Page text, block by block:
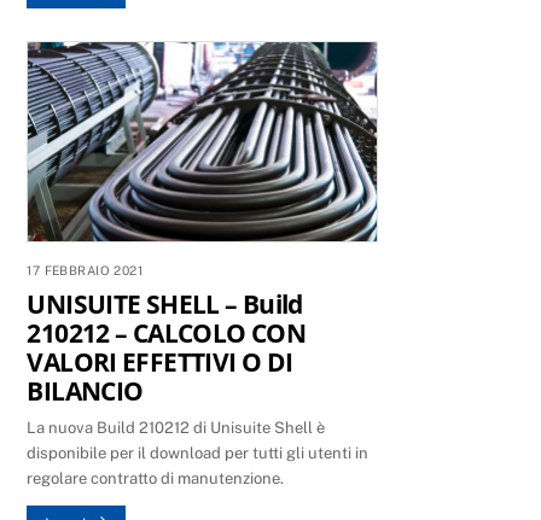
17 FEBBRAIO 2021
UNISUITE SHELL – Build
210212 – CALCOLO CON
VALORI EFFETTIVI O DI
BILANCIO
La nuova Build 210212 di Unisuite Shell è
disponibile per il download per tutti gli utenti in
regolare contratto di manutenzione.